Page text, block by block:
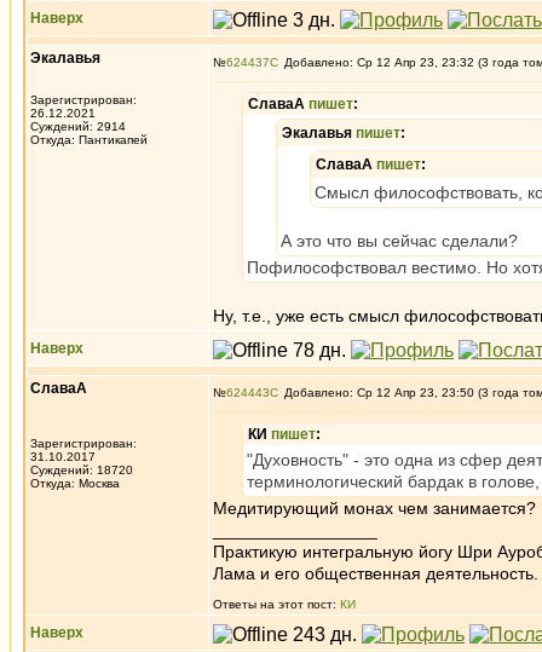
Наверх
Экалавья
Зарегистрирован:
26.12.2021
Суждений: 2914
Откуда: Пантикапей
№624437 Добавлено: Ср 12 Апр 23, 23:32 (3 года
СлаваА пишет:
Экалавья пишет:
СлаваА пишет:
Смысл философствовать,
А это что вы сейчас сделали?
Пофилософствовал вестимо. Но
Ну, т.е., уже есть смысл
Наверх
СлаваА
Зарегистрирован:
31.10.2017
Суждений: 18720
Откуда: Москва
№624443 Добавлено: Ср 12 Апр 23, 23:50 (3 года
КИ пишет:
"Духовность" - это одна из сфер
терминологический бардак в
Медитирующий монах чем занимается?
Практикую интегральную йогу Шри
Лама и его общественная деятельность.
Ответы на этот пост: КИ
Наверх